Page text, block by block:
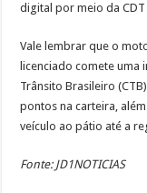
digital por meio da
Vale lembrar que o
licenciado comete uma
Trânsito Brasileiro
pontos na carteira,
veículo ao pátio até a
Fonte: JD1NOTICIAS